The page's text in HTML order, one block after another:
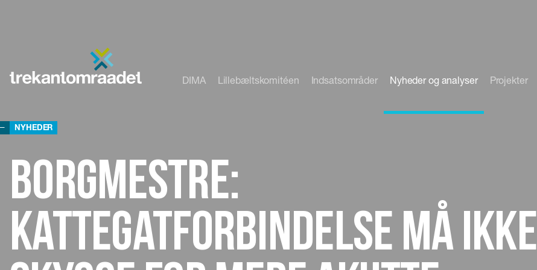
DIMA Lillebæltskomitéen Indsatsområder Nyheder og analyser Projekter
NYHEDER
Borgmestre:
Kattegatforbindelse må ikke